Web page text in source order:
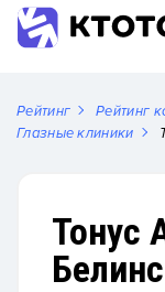
Рейтинг Рейтинг
Глазные клиники
Тонус